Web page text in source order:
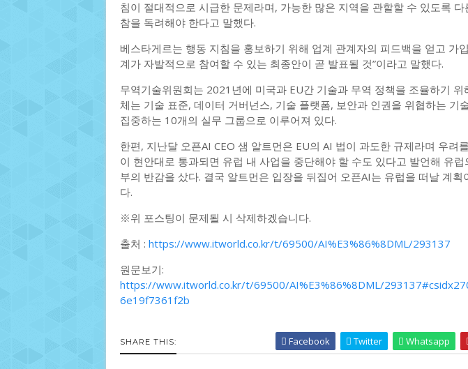
침이 절대적으로 시급한 문제라며, 가능한 많은 지역을 관할할 수 있도록
참을 독려해야 한다고 말했다.
베스타게르는 행동 지침을 홍보하기 위해 업계 관계자의 피드백을 얻고 가
계가 자발적으로 참여할 수 있는 최종안이 곧 발표될 것”이라고 말했다.
무역기술위원회는 2021년에 미국과 EU간 기술과 무역 정책을 조율하기 위
체는 기술 표준, 데이터 거버넌스, 기술 플랫폼, 보안과 인권을 위협하는 기
집중하는 10개의 실무 그룹으로 이루어져 있다.
한편, 지난달 오픈AI CEO 샘 알트먼은 EU의 AI 법이 과도한 규제라며 우려
이 현안대로 통과되면 유럽 내 사업을 중단해야 할 수도 있다고 발언해 유
부의 반감을 샀다. 결국 알트먼은 입장을 뒤집어 오픈AI는 유럽을 떠날 계획
다.
※위 포스팅이 문제될 시 삭제하겠습니다.
출처 : https://www.itworld.co.kr/t/69500/AI%E3%86%8DML/293137
원문보기:
https://www.itworld.co.kr/t/69500/AI%E3%86%8DML/
6e19f7361f2b
SHARE THIS: Facebook Twitter Whatsapp